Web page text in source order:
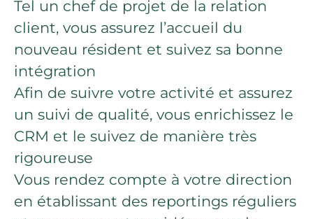
Tel un chef de projet de la relation
client, vous assurez l’accueil du
nouveau résident et suivez sa bonne
intégration
Afin de suivre votre activité et assurez
un suivi de qualité, vous enrichissez le
CRM et le suivez de manière très
rigoureuse
Vous rendez compte à votre direction
en établissant des reportings réguliers